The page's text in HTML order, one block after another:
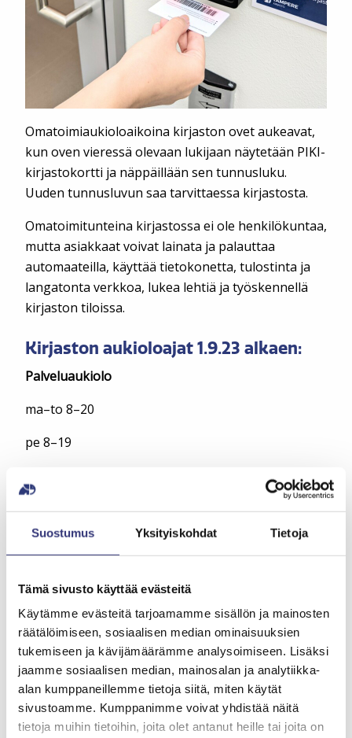
Suostumus Yksityiskohdat Tietoja
Tämä sivusto käyttää evästeitä
Käytämme evästeitä tarjoamamme sisällön ja mainosten
räätälöimiseen, sosiaalisen median ominaisuuksien
tukemiseen ja kävijämäärämme analysoimiseen. Lisäksi
jaamme sosiaalisen median, mainosalan ja analytiikka-
alan kumppaneillemme tietoja siitä, miten käytät
sivustoamme. Kumppanimme voivat yhdistää näitä
tietoja muihin tietoihin, joita olet antanut heille tai joita on
Omatoimiaukioloaikoina kirjaston ovet aukeavat,
kun oven vieressä olevaan lukijaan näytetään PIKI-
kirjastokortti ja näppäillään sen tunnusluku.
Uuden tunnusluvun saa tarvittaessa kirjastosta.
Omatoimitunteina kirjastossa ei ole henkilökuntaa,
mutta asiakkaat voivat lainata ja palauttaa
automaateilla, käyttää tietokonetta, tulostinta ja
langatonta verkkoa, lukea lehtiä ja työskennellä
kirjaston tiloissa.
Kirjaston aukioloajat 1.9.23 alkaen:
Palveluaukiolo
ma–to 8–20
pe 8–19
Omatoimiaukiolo
la 16–18
Kirjaston tietotori, peli- ja musiikkihuone sekä
terassi eivät ole käytössä omatoimiaukioloaikana.
Talvi- ja kevätkauden omatoimiajan poikkeukset:
ti 26.12. omatoimi 9-18
su 31.12. omatoimi 9-17.30